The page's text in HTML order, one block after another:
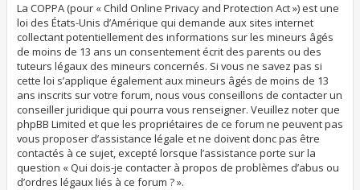
La COPPA (pour « Child Online Privacy and Protection Act ») est une
loi des États-Unis d’Amérique qui demande aux sites internet
collectant potentiellement des informations sur les mineurs âgés
de moins de 13 ans un consentement écrit des parents ou des
tuteurs légaux des mineurs concernés. Si vous ne savez pas si
cette loi s’applique également aux mineurs âgés de moins de 13
ans inscrits sur votre forum, nous vous conseillons de contacter un
conseiller juridique qui pourra vous renseigner. Veuillez noter que
phpBB Limited et que les propriétaires de ce forum ne peuvent pas
vous proposer d’assistance légale et ne doivent donc pas être
contactés à ce sujet, excepté lorsque l’assistance porte sur la
question « Qui dois-je contacter à propos de problèmes d’abus ou
d’ordres légaux liés à ce forum ? ».